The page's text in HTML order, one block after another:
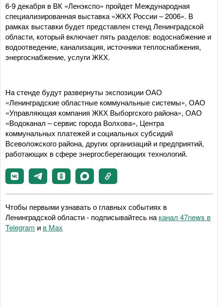
6-9 декабря в ВК «Ленэкспо» пройдет Международная
специализированная выставка «ЖКХ России – 2006». В
рамках выставки будет представлен стенд Ленинградской
области, который включает пять разделов: водоснабжение и
водоотведение, канализация, источники теплоснабжения,
энергоснабжение, услуги ЖКХ.
На стенде будут развернуты экспозиции ОАО
«Ленинградские областные коммунальные системы», ОАО
«Управляющая компания ЖКХ Выборгского района», ОАО
«Водоканал – сервис города Волхова», Центра
коммунальных платежей и социальных субсидий
Всеволожского района, других организаций и предприятий,
работающих в сфере энергосберегающих технологий.
Чтобы первыми узнавать о главных событиях в
Ленинградской области - подписывайтесь на канал 47news в
Telegram и в Maх